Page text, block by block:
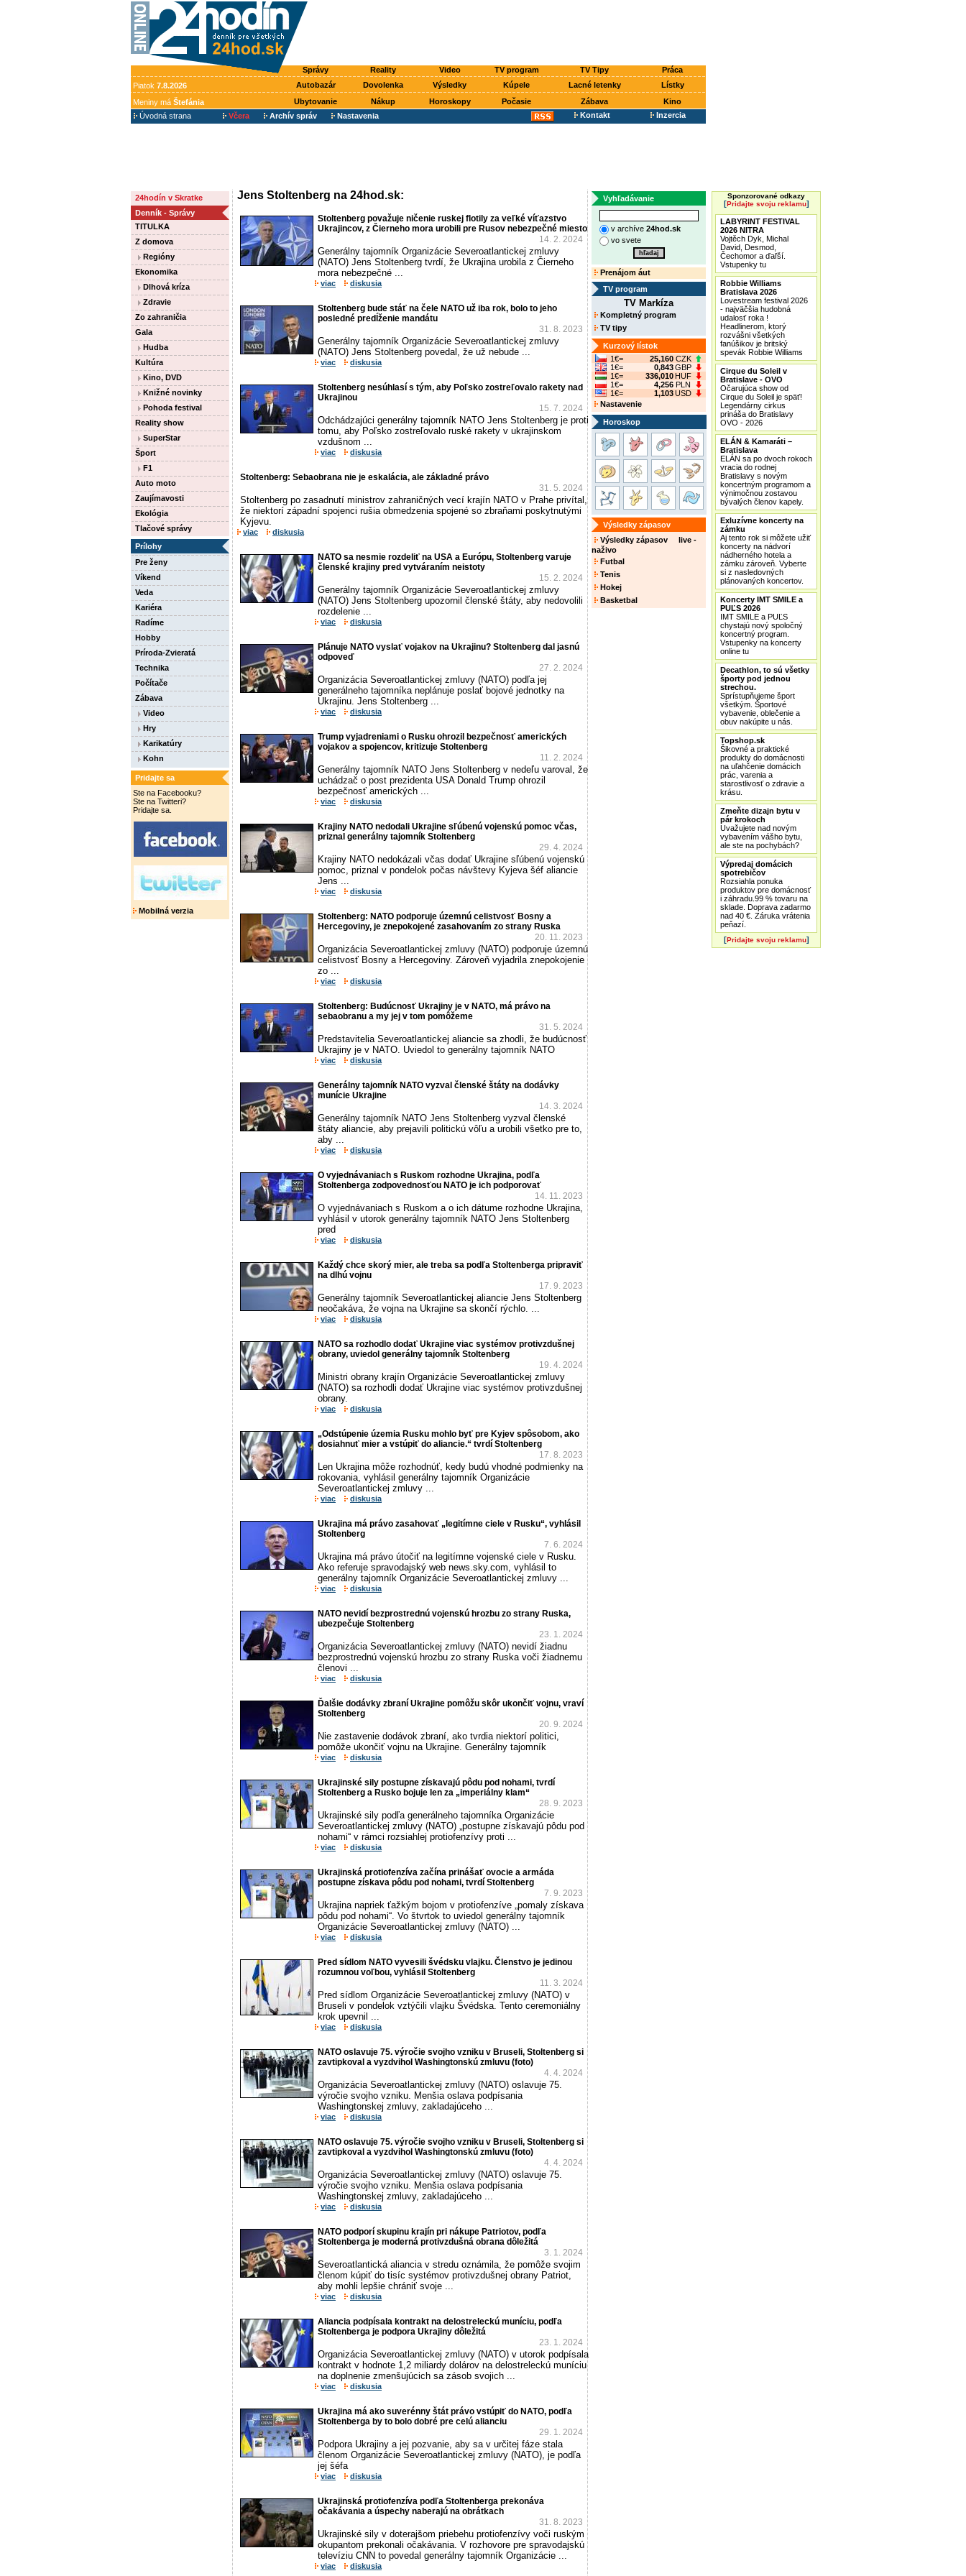
Správy Reality Video TV program TV Tipy
Práca
Piatok 7.8.2026 Autobazár Dovolenka Výsledky Kúpele Lacné letenky
Lístky
Meniny má Štefánia Ubytovanie Nákup Horoskopy Počasie Zábava
Kino
Úvodná strana
Včera Archív správ Nastavenia Kontakt Inzercia
24hodín v Skratke
Denník - Správy
TITULKA
Z domova
Regióny
Ekonomika
Dlhová kríza
Zdravie
Zo zahraničia
Gala
Hudba
Kultúra
Kino, DVD
Knižné novinky
Pohoda festival
Reality show
SuperStar
Šport
F1
Auto moto
Zaujímavosti
Ekológia
Tlačové správy
Prílohy
Pre ženy
Víkend
Veda
Kariéra
Radíme
Hobby
Príroda-Zvieratá
Technika
Počítače
Zábava
Video
Hry
Karikatúry
Kohn
Pridajte sa
Ste na Facebooku?
Ste na Twitteri?
Pridajte sa.
Mobilná verzia
Jens Stoltenberg na 24hod.sk:
Stoltenberg považuje ničenie ruskej flotily za veľké víťazstvo
Ukrajincov, z Čierneho mora urobili pre Rusov nebezpečné miesto
14. 2. 2024
Generálny tajomník Organizácie Severoatlantickej zmluvy
(NATO) Jens Stoltenberg tvrdí, že Ukrajina urobila z Čierneho
mora nebezpečné ...
viac diskusia
Stoltenberg bude stáť na čele NATO už iba rok, bolo to jeho
posledné predĺženie mandátu
31. 8. 2023
Generálny tajomník Organizácie Severoatlantickej zmluvy
(NATO) Jens Stoltenberg povedal, že už nebude ...
viac diskusia
Stoltenberg nesúhlasí s tým, aby Poľsko zostreľovalo rakety nad
Ukrajinou
15. 7. 2024
Odchádzajúci generálny tajomník NATO Jens Stoltenberg je proti
tomu, aby Poľsko zostreľovalo ruské rakety v ukrajinskom
vzdušnom ...
viac diskusia
Stoltenberg: Sebaobrana nie je eskalácia, ale základné právo
31. 5. 2024
Stoltenberg po zasadnutí ministrov zahraničných vecí krajín NATO v Prahe privítal,
že niektorí západní spojenci rušia obmedzenia spojené so zbraňami poskytnutými
Kyjevu.
viac diskusia
NATO sa nesmie rozdeliť na USA a Európu, Stoltenberg varuje
členské krajiny pred vytváraním neistoty
15. 2. 2024
Generálny tajomník Organizácie Severoatlantickej zmluvy
(NATO) Jens Stoltenberg upozornil členské štáty, aby nedovolili
rozdelenie ...
viac diskusia
Plánuje NATO vyslať vojakov na Ukrajinu? Stoltenberg dal jasnú
odpoveď
27. 2. 2024
Organizácia Severoatlantickej zmluvy (NATO) podľa jej
generálneho tajomníka neplánuje poslať bojové jednotky na
Ukrajinu. Jens Stoltenberg ...
viac diskusia
Trump vyjadreniami o Rusku ohrozil bezpečnosť amerických
vojakov a spojencov, kritizuje Stoltenberg
11. 2. 2024
Generálny tajomník NATO Jens Stoltenberg v nedeľu varoval, že
uchádzač o post prezidenta USA Donald Trump ohrozil
bezpečnosť amerických ...
viac diskusia
Krajiny NATO nedodali Ukrajine sľúbenú vojenskú pomoc včas,
priznal generálny tajomník Stoltenberg
29. 4. 2024
Krajiny NATO nedokázali včas dodať Ukrajine sľúbenú vojenskú
pomoc, priznal v pondelok počas návštevy Kyjeva šéf aliancie
Jens ...
viac diskusia
Stoltenberg: NATO podporuje územnú celistvosť Bosny a
Hercegoviny, je znepokojené zasahovaním zo strany Ruska
20. 11. 2023
Organizácia Severoatlantickej zmluvy (NATO) podporuje územnú
celistvosť Bosny a Hercegoviny. Zároveň vyjadrila znepokojenie
zo ...
viac diskusia
Stoltenberg: Budúcnosť Ukrajiny je v NATO, má právo na
sebaobranu a my jej v tom pomôžeme
31. 5. 2024
Predstavitelia Severoatlantickej aliancie sa zhodli, že budúcnosť
Ukrajiny je v NATO. Uviedol to generálny tajomník NATO
viac diskusia
Generálny tajomník NATO vyzval členské štáty na dodávky
munície Ukrajine
14. 3. 2024
Generálny tajomník NATO Jens Stoltenberg vyzval členské
štáty aliancie, aby prejavili politickú vôľu a urobili všetko pre to,
aby ...
viac diskusia
O vyjednávaniach s Ruskom rozhodne Ukrajina, podľa
Stoltenberga zodpovednosťou NATO je ich podporovať
14. 11. 2023
O vyjednávaniach s Ruskom a o ich dátume rozhodne Ukrajina,
vyhlásil v utorok generálny tajomník NATO Jens Stoltenberg
pred
viac diskusia
Každý chce skorý mier, ale treba sa podľa Stoltenberga pripraviť
na dlhú vojnu
17. 9. 2023
Generálny tajomník Severoatlantickej aliancie Jens Stoltenberg
neočakáva, že vojna na Ukrajine sa skončí rýchlo. ...
viac diskusia
NATO sa rozhodlo dodať Ukrajine viac systémov protivzdušnej
obrany, uviedol generálny tajomník Stoltenberg
19. 4. 2024
Ministri obrany krajín Organizácie Severoatlantickej zmluvy
(NATO) sa rozhodli dodať Ukrajine viac systémov protivzdušnej
obrany.
viac diskusia
„Odstúpenie územia Rusku mohlo byť pre Kyjev spôsobom, ako
dosiahnuť mier a vstúpiť do aliancie.“ tvrdí Stoltenberg
17. 8. 2023
Len Ukrajina môže rozhodnúť, kedy budú vhodné podmienky na
rokovania, vyhlásil generálny tajomník Organizácie
Severoatlantickej zmluvy ...
viac diskusia
Ukrajina má právo zasahovať „legitímne ciele v Rusku“, vyhlásil
Stoltenberg
7. 6. 2024
Ukrajina má právo útočiť na legitímne vojenské ciele v Rusku.
Ako referuje spravodajský web news.sky.com, vyhlásil to
generálny tajomník Organizácie Severoatlantickej zmluvy ...
viac diskusia
NATO nevidí bezprostrednú vojenskú hrozbu zo strany Ruska,
ubezpečuje Stoltenberg
23. 1. 2024
Organizácia Severoatlantickej zmluvy (NATO) nevidí žiadnu
bezprostrednú vojenskú hrozbu zo strany Ruska voči žiadnemu
členovi ...
viac diskusia
Ďalšie dodávky zbraní Ukrajine pomôžu skôr ukončiť vojnu, vraví
Stoltenberg
20. 9. 2024
Nie zastavenie dodávok zbraní, ako tvrdia niektorí politici,
pomôže ukončiť vojnu na Ukrajine. Generálny tajomník
viac diskusia
Ukrajinské sily postupne získavajú pôdu pod nohami, tvrdí
Stoltenberg a Rusko bojuje len za „imperiálny klam“
28. 9. 2023
Ukrajinské sily podľa generálneho tajomníka Organizácie
Severoatlantickej zmluvy (NATO) „postupne získavajú pôdu pod
nohami“ v rámci rozsiahlej protiofenzívy proti ...
viac diskusia
Ukrajinská protiofenzíva začína prinášať ovocie a armáda
postupne získava pôdu pod nohami, tvrdí Stoltenberg
7. 9. 2023
Ukrajina napriek ťažkým bojom v protiofenzíve „pomaly získava
pôdu pod nohami“. Vo štvrtok to uviedol generálny tajomník
Organizácie Severoatlantickej zmluvy (NATO) ...
viac diskusia
Pred sídlom NATO vyvesili švédsku vlajku. Členstvo je jedinou
rozumnou voľbou, vyhlásil Stoltenberg
11. 3. 2024
Pred sídlom Organizácie Severoatlantickej zmluvy (NATO) v
Bruseli v pondelok vztýčili vlajku Švédska. Tento ceremoniálny
krok upevnil ...
viac diskusia
NATO oslavuje 75. výročie svojho vzniku v Bruseli, Stoltenberg si
zavtipkoval a vyzdvihol Washingtonskú zmluvu (foto)
4. 4. 2024
Organizácia Severoatlantickej zmluvy (NATO) oslavuje 75.
výročie svojho vzniku. Menšia oslava podpísania
Washingtonskej zmluvy, zakladajúceho ...
viac diskusia
NATO oslavuje 75. výročie svojho vzniku v Bruseli, Stoltenberg si
zavtipkoval a vyzdvihol Washingtonskú zmluvu (foto)
4. 4. 2024
Organizácia Severoatlantickej zmluvy (NATO) oslavuje 75.
výročie svojho vzniku. Menšia oslava podpísania
Washingtonskej zmluvy, zakladajúceho ...
viac diskusia
NATO podporí skupinu krajín pri nákupe Patriotov, podľa
Stoltenberga je moderná protivzdušná obrana dôležitá
3. 1. 2024
Severoatlantická aliancia v stredu oznámila, že pomôže svojim
členom kúpiť do tisíc systémov protivzdušnej obrany Patriot,
aby mohli lepšie chrániť svoje ...
viac diskusia
Aliancia podpísala kontrakt na delostreleckú muníciu, podľa
Stoltenberga je podpora Ukrajiny dôležitá
23. 1. 2024
Organizácia Severoatlantickej zmluvy (NATO) v utorok podpísala
kontrakt v hodnote 1,2 miliardy dolárov na delostreleckú muníciu
na doplnenie zmenšujúcich sa zásob svojich ...
viac diskusia
Ukrajina má ako suverénny štát právo vstúpiť do NATO, podľa
Stoltenberga by to bolo dobré pre celú alianciu
29. 1. 2024
Podpora Ukrajiny a jej pozvanie, aby sa v určitej fáze stala
členom Organizácie Severoatlantickej zmluvy (NATO), je podľa
jej šéfa
viac diskusia
Ukrajinská protiofenzíva podľa Stoltenberga prekonáva
očakávania a úspechy naberajú na obrátkach
31. 8. 2023
Ukrajinské sily v doterajšom priebehu protiofenzívy voči ruským
okupantom prekonali očakávania. V rozhovore pre spravodajskú
televíziu CNN to povedal generálny tajomník Organizácie ...
viac diskusia
Vyhľadávanie
v archíve 24hod.sk
vo svete
Prenájom áut
TV program
TV Markíza
Kompletný program
TV tipy
Kurzový lístok
1€=
25,160 CZK
1€=
0,843GBP
1€=
336,010HUF
1€=
4,256 PLN
1€=
1,103USD
Nastavenie
Horoskop
Výsledky zápasov
Výsledky zápasov live -
naživo
Futbal
Tenis
Hokej
Basketbal
Sponzorované odkazy
[Pridajte svoju reklamu]
LABYRINT FESTIVAL
2026 NITRA
Vojtěch Dyk, Michal
David, Desmod,
Čechomor a ďaľší.
Vstupenky tu
Robbie Williams
Bratislava 2026
Lovestream festival 2026
- najväčšia hudobná
udalosť roka !
Headlinerom, ktorý
rozvášni všetkých
fanúšikov je britský
spevák Robbie Williams
Cirque du Soleil v
Bratislave - OVO
Očarujúca show od
Cirque du Soleil je späť!
Legendárny cirkus
prináša do Bratislavy
OVO - 2026
ELÁN & Kamaráti –
Bratislava
ELÁN sa po dvoch rokoch
vracia do rodnej
Bratislavy s novým
koncertným programom a
výnimočnou zostavou
bývalých členov kapely.
Exluzívne koncerty na
zámku
Aj tento rok si môžete užiť
koncerty na nádvorí
nádherného hotela a
zámku zároveň. Vyberte
si z nasledovných
plánovaných koncertov.
Koncerty IMT SMILE a
PUĽS 2026
IMT SMILE a PUĽS
chystajú nový spoločný
koncertný program.
Vstupenky na koncerty
online tu
Decathlon, to sú všetky
športy pod jednou
strechou.
Sprístupňujeme šport
všetkým. Športové
vybavenie, oblečenie a
obuv nakúpite u nás.
Topshop.sk
Šikovné a praktické
produkty do domácnosti
na uľahčenie domácich
prác, varenia a
starostlivosť o zdravie a
krásu.
Zmeňte dizajn bytu v
pár krokoch
Uvažujete nad novým
vybavením vášho bytu,
ale ste na pochybách?
Výpredaj domácich
spotrebičov
Rozsiahla ponuka
produktov pre domácnosť
i záhradu.99 % tovaru na
sklade. Doprava zadarmo
nad 40 €. Záruka vrátenia
peňazí.
[Pridajte svoju reklamu]